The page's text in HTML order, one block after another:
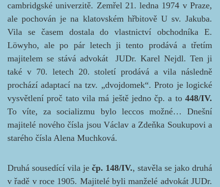
cambridgské univerzitě. Zemřel 21. ledna 1974 v Praze,
ale pochován je na klatovském hřbitově U sv. Jakuba.
Vila se časem dostala do vlastnictví obchodníka E.
Löwyho, ale po pár letech ji tento prodává a třetím
majitelem se stává advokát JUDr. Karel Nejdl. Ten ji
také v 70. letech 20. století prodává a vila následně
prochází adaptací na tzv. „dvojdomek“. Proto je logické
vysvětlení proč tato vila má ještě jedno čp. a to 448/IV.
To víte, za socializmu bylo leccos možné… Dnešní
majitelé nového čísla jsou Václav a Zdeňka Soukupovi a
starého čísla Alena Muchková.
Druhá sousedící vila je čp. 148/IV., stavěla se jako druhá
v řadě v roce 1905. Majitelé byli manželé advokát JUDr.